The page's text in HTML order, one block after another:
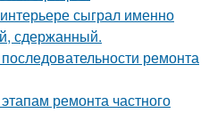
сыграл именно
сдержанный.
ремонта
ремонта частного